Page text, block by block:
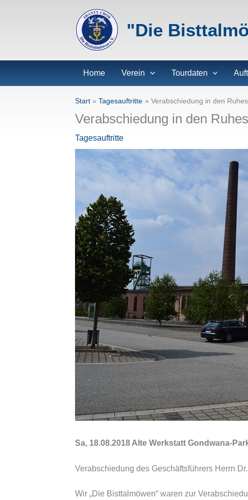
"Die
Home Verein Tourdaten
Start Tagesauftritte Verabschiedung in den
Verabschiedung in den
Tagesauftritte
Sa, 18.08.2018 Alte Werkstatt Gondwana-
Verabschiedung des Geschäftsführers Herrn
Wir „Die Bisttalmöwen“ waren zur